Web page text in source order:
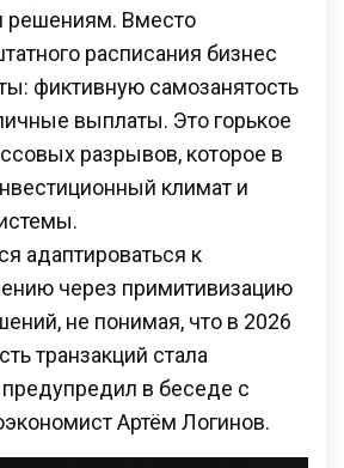
решениям. Вместо
расписания бизнес
фиктивную самозанятость
выплаты. Это горькое
разрывов, которое в
климат и
адаптироваться к
через примитивизацию
не понимая, что в 2026
транзакций стала
в беседе с
Артём Логинов.